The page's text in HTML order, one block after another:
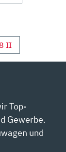
II
Top-
Gewerbe.
und